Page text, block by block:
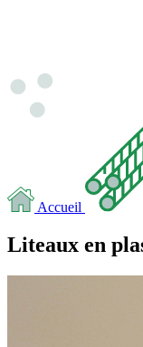
Accueil
Liteaux en